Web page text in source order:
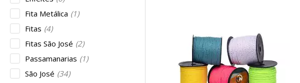
Fita Metálica (1)
Fitas (4)
Fitas São José (2)
Passamanarias (1)
São José (34)